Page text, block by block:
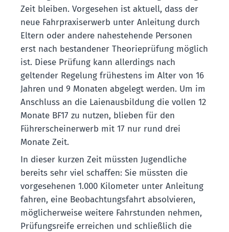
Zeit bleiben. Vorgesehen ist aktuell, dass der
neue Fahrpraxiserwerb unter Anleitung durch
Eltern oder andere nahestehende Personen
erst nach bestandener Theorieprüfung möglich
ist. Diese Prüfung kann allerdings nach
geltender Regelung frühestens im Alter von 16
Jahren und 9 Monaten abgelegt werden. Um im
Anschluss an die Laienausbildung die vollen 12
Monate BF17 zu nutzen, blieben für den
Führerscheinerwerb mit 17 nur rund drei
Monate Zeit.
In dieser kurzen Zeit müssten Jugendliche
bereits sehr viel schaffen: Sie müssten die
vorgesehenen 1.000 Kilometer unter Anleitung
fahren, eine Beobachtungsfahrt absolvieren,
möglicherweise weitere Fahrstunden nehmen,
Prüfungsreife erreichen und schließlich die